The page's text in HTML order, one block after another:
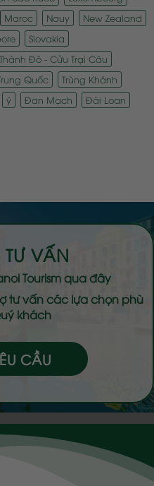
Maroc Nauy
New Zealand
Slovakia
Thành Đô - Cửu Trại Câu
Quốc
Trùng Khánh
ý Đan Mạch
Đài Loan
VẤN
Tourismqua đây
tư vấn các lựa chọn phù
khách
CẦU